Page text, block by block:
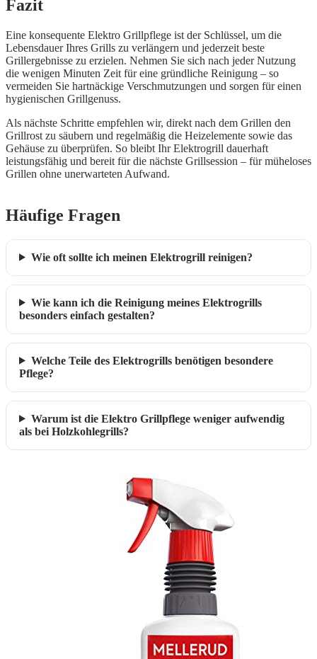
Fazit
Eine konsequente Elektro Grillpflege ist der Schlüssel, um die
Lebensdauer Ihres Grills zu verlängern und jederzeit beste
Grillergebnisse zu erzielen. Nehmen Sie sich nach jeder Nutzung
die wenigen Minuten Zeit für eine gründliche Reinigung – so
vermeiden Sie hartnäckige Verschmutzungen und sorgen für einen
hygienischen Grillgenuss.
Als nächste Schritte empfehlen wir, direkt nach dem Grillen den
Grillrost zu säubern und regelmäßig die Heizelemente sowie das
Gehäuse zu überprüfen. So bleibt Ihr Elektrogrill dauerhaft
leistungsfähig und bereit für die nächste Grillsession – für müheloses
Grillen ohne unerwarteten Aufwand.
Häufige Fragen
Wie oft sollte ich meinen Elektrogrill reinigen?
Wie kann ich die Reinigung meines Elektrogrills
besonders einfach gestalten?
Welche Teile des Elektrogrills benötigen besondere
Pflege?
Warum ist die Elektro Grillpflege weniger aufwendig
als bei Holzkohlegrills?